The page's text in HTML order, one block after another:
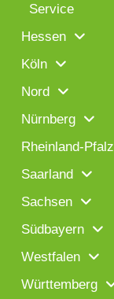
Service
Hessen
Köln
Nord
Nürnberg
Rheinland-Pfalz
Saarland
Sachsen
Südbayern
Westfalen
Württemberg